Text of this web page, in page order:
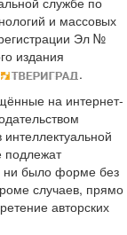
и массовых
Эл №
издания
.
на интернет-
ни было форме без
случаев, прямо
авторских